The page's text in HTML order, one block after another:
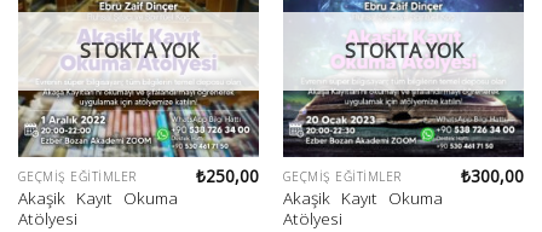
STOKTA YOK
GEÇMIŞ EĞITIMLER
Akaşik Kayıt Okuma
Atölyesi
₺250,00
STOKTA YOK
GEÇMIŞ EĞITIMLER
Akaşik Kayıt Okuma
Atölyesi
₺300,00